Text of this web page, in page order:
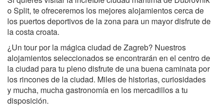
o Split, te ofreceremos los mejores alojamientos cerca de
los puertos deportivos de la zona para un mayor disfrute de
la costa croata.
¿Un tour por la mágica ciudad de Zagreb? Nuestros
alojamientos seleccionados se encontrarán en el centro de
la ciudad para tu pleno disfrute de una buena caminata por
los rincones de la ciudad. Miles de historias, curiosidades
y mucha, mucha gastronomía en los mercadillos a tu
disposición.